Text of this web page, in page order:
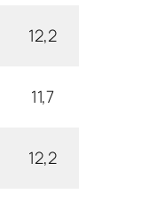
12,2
11,7
12,2